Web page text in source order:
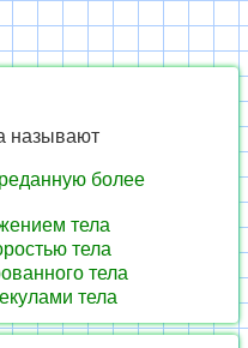
называют
более
тела
тела
тела
тела